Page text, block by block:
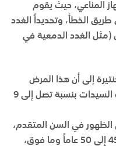
المناعي، حيث يقوم
الخطأ، وتحديداً الغدد
(مثل الغدد الدمعية في
إلى أن هذا المرض
يمتلك “طابعاً أنثوياً”؛ حيث يصيب السيدات بنسبة تصل إلى 9
الظهور في السن المتقدم،
إلى 50 عاماً
وما فوق،